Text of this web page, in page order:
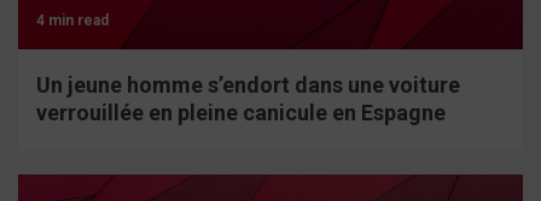
4 min read
Un jeune homme s’endort dans une voiture
verrouillée en pleine canicule en Espagne